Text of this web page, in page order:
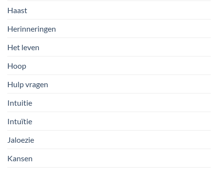
Haast
Herinneringen
Het leven
Hoop
Hulp vragen
Intuitie
Intuïtie
Jaloezie
Kansen